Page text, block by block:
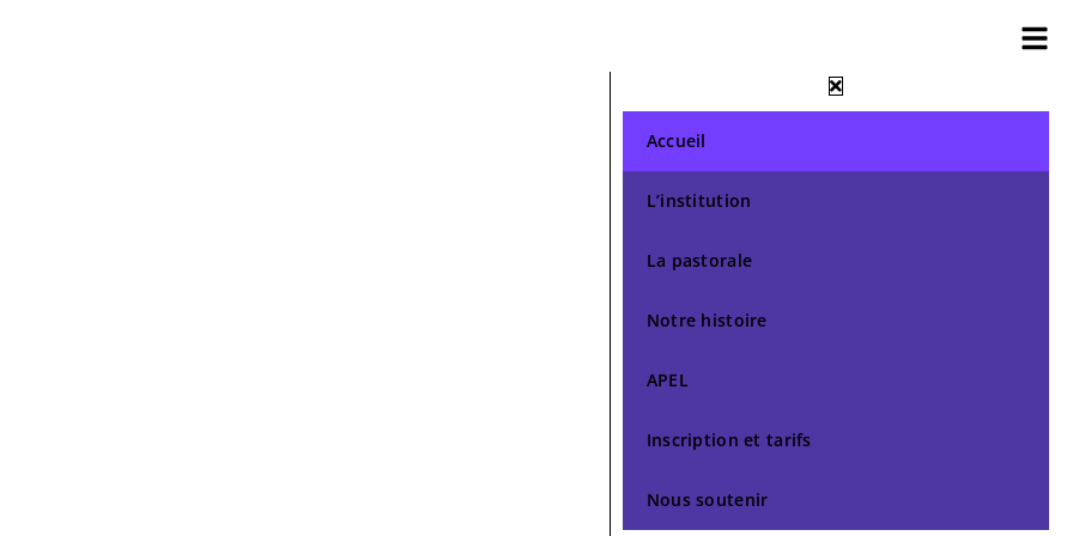
Accueil
L’institution
La pastorale
Notre histoire
APEL
Inscription et tarifs
Nous soutenir